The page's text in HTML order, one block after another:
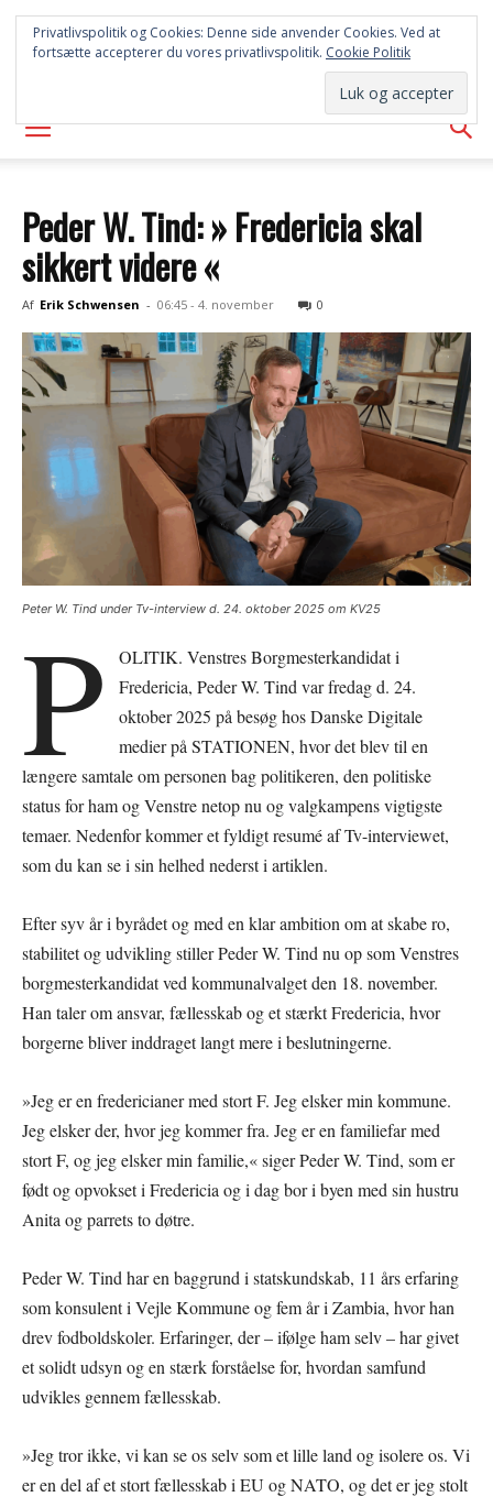
SYD
AVISEN
Peder W. Tind: » Fredericia skal
sikkert videre «
Af Erik Schwensen - 06:45 - 4. november 0
Peter W. Tind under Tv-interview d. 24. oktober 2025 om KV25
P
OLITIK. Venstres Borgmesterkandidat i
Fredericia, Peder W. Tind var fredag d. 24.
oktober 2025 på besøg hos Danske Digitale
medier på STATIONEN, hvor det blev til en
længere samtale om personen bag politikeren, den politiske
status for ham og Venstre netop nu og valgkampens vigtigste
temaer. Nedenfor kommer et fyldigt resumé af Tv-interviewet,
som du kan se i sin helhed nederst i artiklen.
Efter syv år i byrådet og med en klar ambition om at skabe ro,
stabilitet og udvikling stiller Peder W. Tind nu op som Venstres
borgmesterkandidat ved kommunalvalget den 18. november.
Han taler om ansvar, fællesskab og et stærkt Fredericia, hvor
borgerne bliver inddraget langt mere i beslutningerne.
»Jeg er en fredericianer med stort F. Jeg elsker min kommune.
Jeg elsker der, hvor jeg kommer fra. Jeg er en familiefar med
stort F, og jeg elsker min familie,« siger Peder W. Tind, som er
født og opvokset i Fredericia og i dag bor i byen med sin hustru
Anita og parrets to døtre.
Peder W. Tind har en baggrund i statskundskab, 11 års erfaring
som konsulent i Vejle Kommune og fem år i Zambia, hvor han
drev fodboldskoler. Erfaringer, der – ifølge ham selv – har givet
et solidt udsyn og en stærk forståelse for, hvordan samfund
udvikles gennem fællesskab.
»Jeg tror ikke, vi kan se os selv som et lille land og isolere os. Vi
er en del af et stort fællesskab i EU og NATO, og det er jeg stolt
Privatlivspolitik og Cookies: Denne side anvender Cookies. Ved at
fortsætte accepterer du vores privatlivspolitik. Cookie Politik